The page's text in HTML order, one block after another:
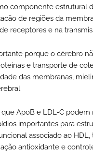
componente estrutural
de regiões da
receptores e na
porque o cérebro
e transporte de
das membranas,
ApoB e LDL-C podem
importantes para
associado ao
antioxidante e